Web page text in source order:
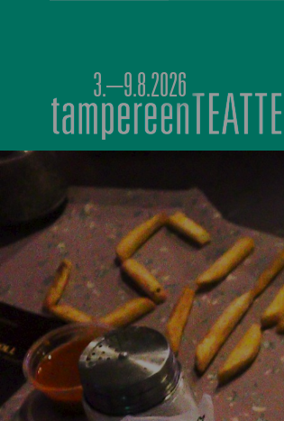
3.–9.8.2026